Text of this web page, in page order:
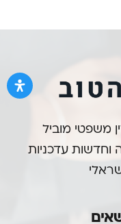
משפטי מוביל
עדכניות